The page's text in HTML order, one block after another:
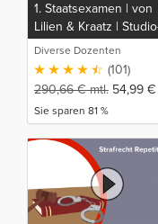
1. Staatsexamen | von
Lilien & Kraatz |
Rep
Diverse Dozenten
(101)
290,66€mtl. 54,99 €
Sie sparen 81 %